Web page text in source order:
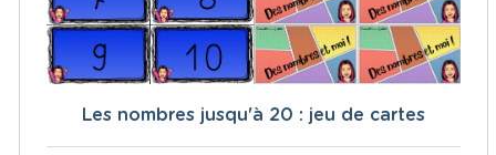
Les nombres jusqu'à 20 : jeu de cartes